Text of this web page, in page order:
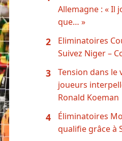
Allemagne : « Il
que… »
2
Eliminatoires
Suivez Niger –
3
Tension dans le
joueurs
Ronald Koeman
4
Éliminatoires
qualifie grâce à